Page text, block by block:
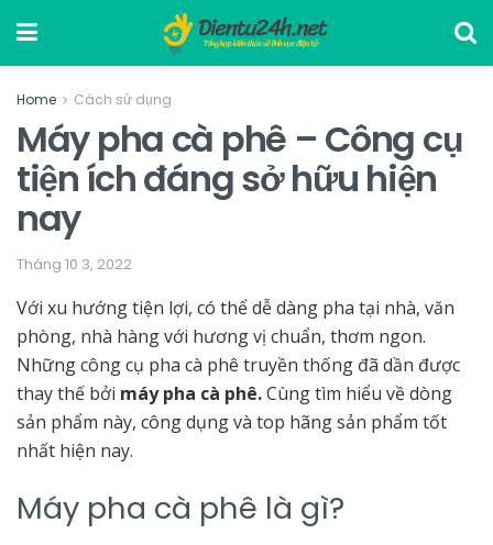
Home Cách sử dụng
Máy pha cà phê – Công cụ
tiện ích đáng sở hữu hiện
nay
Tháng 10 3, 2022
Với xu hướng tiện lợi, có thể dễ dàng pha tại nhà, văn
phòng, nhà hàng với hương vị chuẩn, thơm ngon.
Những công cụ pha cà phê truyền thống đã dần được
thay thế bởi máy pha cà phê.Cùng tìm hiểu về dòng
sản phẩm này, công dụng và top hãng sản phẩm tốt
nhất hiện nay.
Máy pha cà phê là gì?